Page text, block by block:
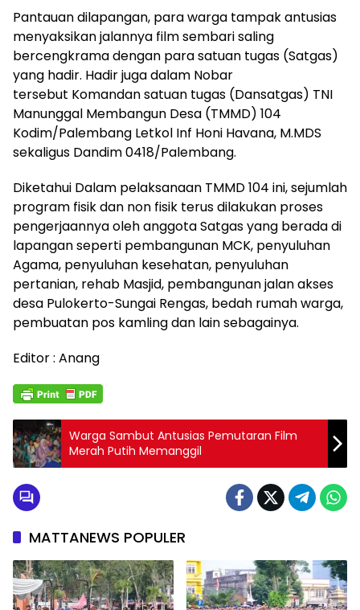
Pantauan dilapangan, para warga tampak antusias
menyaksikan jalannya film sembari saling
bercengkrama dengan para satuan tugas (Satgas)
yang hadir. Hadir juga dalam Nobar
tersebut Komandan satuan tugas (Dansatgas) TNI
Manunggal Membangun Desa (TMMD) 104
Kodim/Palembang Letkol Inf Honi Havana, M.MDS
sekaligus Dandim 0418/Palembang.
Diketahui Dalam pelaksanaan TMMD 104 ini, sejumlah
program fisik dan non fisik terus dilakukan proses
pengerjaannya oleh anggota Satgas yang berada di
lapangan seperti pembangunan MCK, penyuluhan
Agama, penyuluhan kesehatan, penyuluhan
pertanian, rehab Masjid, pembangunan jalan akses
desa Pulokerto-Sungai Rengas, bedah rumah warga,
pembuatan pos kamling dan lain sebagainya.
Editor : Anang
Warga Sambut Antusias Pemutaran Film
Merah Putih Memanggil
MATTANEWS POPULER